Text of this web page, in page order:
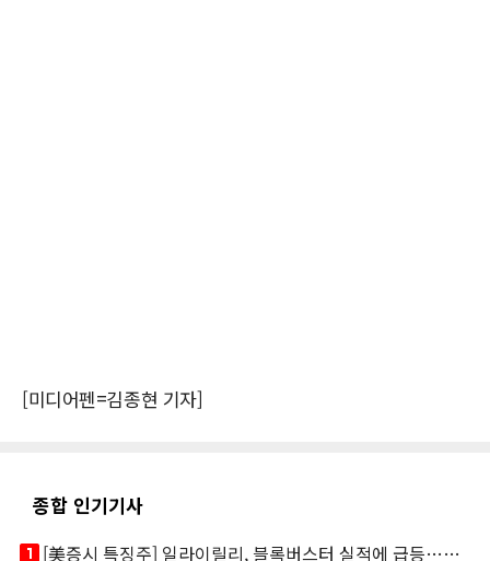
[미디어펜=김종현 기자]
종합 인기기사
looks_one
[美증시 특징주] 일라이릴리, 블록버스터 실적에 급등…마운자로 매출 폭발